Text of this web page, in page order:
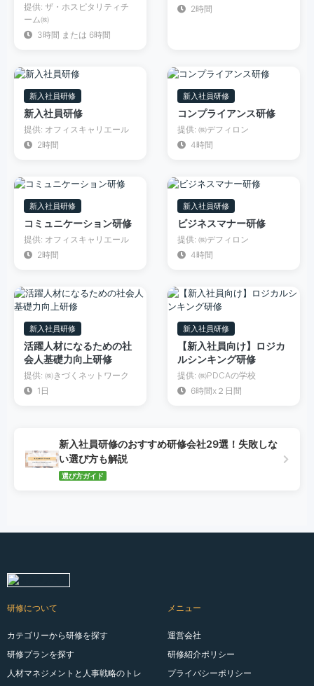
提供: ザ・ホスピタリティチ
ーム㈱
3時間 または 6時間
2時間
新入社員研修
新入社員研修
提供: オフィスキャリエール
2時間
新入社員研修
コンプライアンス研修
提供: ㈱デフィロン
4時間
新入社員研修
コミュニケーション研修
提供: オフィスキャリエール
2時間
新入社員研修
ビジネスマナー研修
提供: ㈱デフィロン
4時間
新入社員研修
活躍人材になるための社
会人基礎力向上研修
提供: ㈱きづくネットワーク
1日
新入社員研修
【新入社員向け】ロジカ
ルシンキング研修
提供: ㈱PDCAの学校
6時間x２日間
新入社員研修のおすすめ研修会社29選！失敗しな
い選び方も解説
選び方ガイド
研修について
カテゴリーから研修を探す
研修プランを探す
人材マネジメントと人事戦略のトレ
メニュー
運営会社
研修紹介ポリシー
プライバシーポリシー